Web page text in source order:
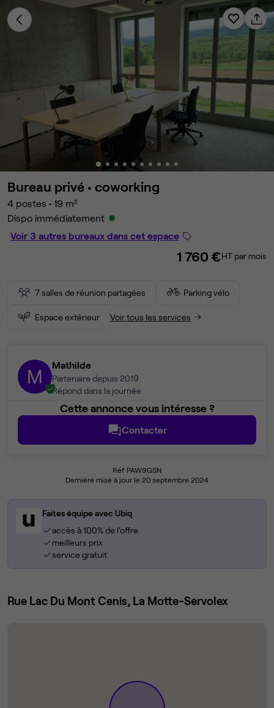
Bureau privé • coworking
4 postes • 19 m²
Dispo immédiatement
Voir 3 autres bureaux dans cet espace
1 760 €HT par mois
7 salles de réunion partagées Parking vélo
Espace extérieur Voir tous les services
M Mathilde
Partenaire depuis 2019
Répond dans la journée
Cette annonce vous intéresse ?
Contacter
Réf PAW9GSN
Dernière mise à jour le 20 septembre 2024
Faites équipe avec Ubiq
accès à 100% de l'offre
meilleurs prix
service gratuit
Rue Lac Du Mont Cenis, La Motte-Servolex